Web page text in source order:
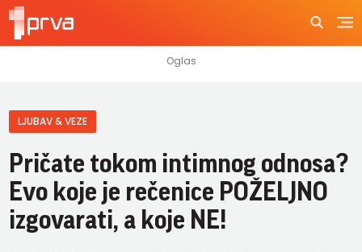
LJUBAV & VEZE
Pričate tokom intimnog odnosa?
Evo koje je rečenice POŽELJNO
izgovarati, a koje NE!